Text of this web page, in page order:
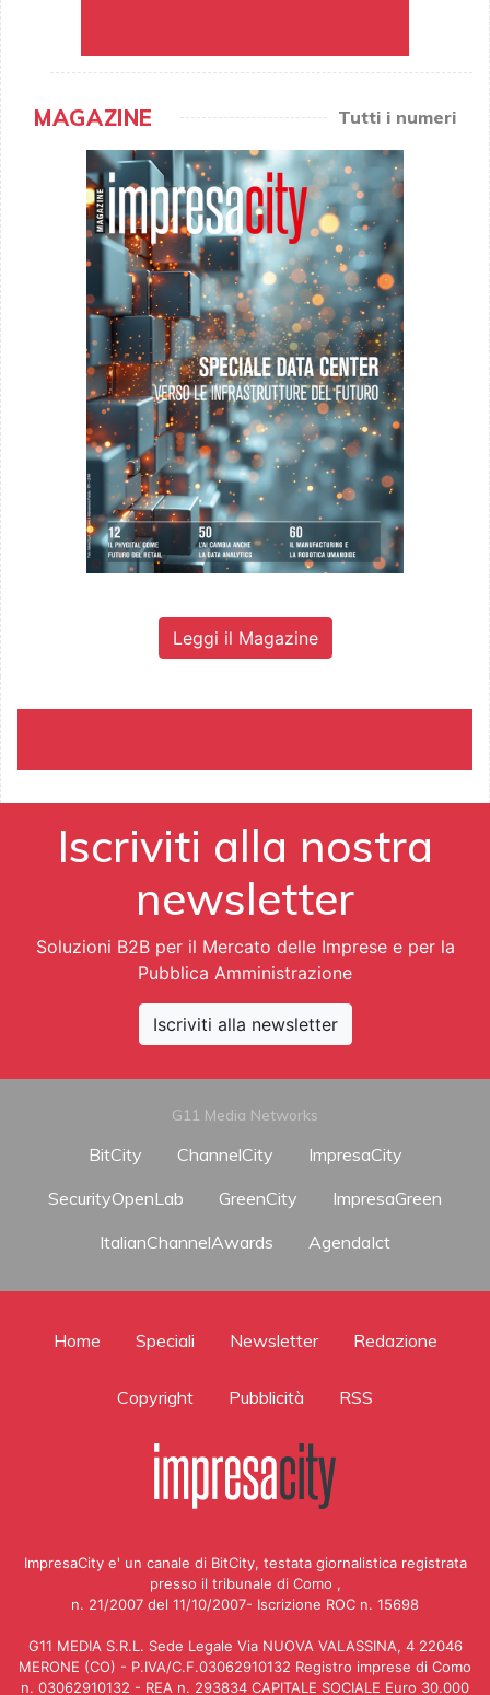
MAGAZINE Tutti i numeri
Leggi il Magazine
Iscriviti alla nostra
newsletter
Soluzioni B2B per il Mercato delle Imprese e per la
Pubblica Amministrazione
Iscriviti alla newsletter
G11 Media Networks
BitCity ChannelCity
ImpresaCity
SecurityOpenLab
GreenCity
ImpresaGreen
ItalianChannelAwards
AgendaIct
Home Speciali Newsletter Redazione
Copyright Pubblicità RSS
ImpresaCity e' un canale di BitCity, testata giornalistica registrata
presso il tribunale di Como ,
n. 21/2007 del 11/10/2007- Iscrizione ROC n. 15698
G11 MEDIA S.R.L. Sede Legale Via NUOVA VALASSINA, 4 22046
MERONE (CO) - P.IVA/C.F.03062910132 Registro imprese di Como
n. 03062910132 - REA n. 293834 CAPITALE SOCIALE Euro 30.000